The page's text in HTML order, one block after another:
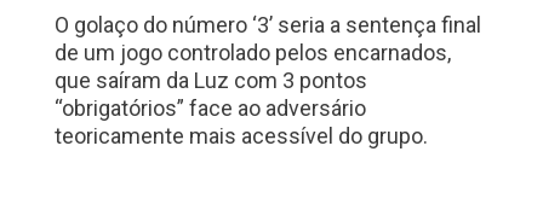
O golaço do número ‘3’ seria a sentença final
de um jogo controlado pelos encarnados,
que saíram da Luz com 3 pontos
“obrigatórios” face ao adversário
teoricamente mais acessível do grupo.